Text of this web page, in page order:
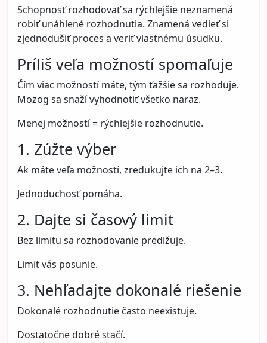
Schopnosť rozhodovať sa rýchlejšie neznamená
robiť unáhlené rozhodnutia. Znamená vedieť si
zjednodušiť proces a veriť vlastnému úsudku.
Príliš veľa možností spomaľuje
Čím viac možností máte, tým ťažšie sa rozhoduje.
Mozog sa snaží vyhodnotiť všetko naraz.
Menej možností = rýchlejšie rozhodnutie.
1. Zúžte výber
Ak máte veľa možností, zredukujte ich na 2–3.
Jednoduchosť pomáha.
2. Dajte si časový limit
Bez limitu sa rozhodovanie predlžuje.
Limit vás posunie.
3. Nehľadajte dokonalé riešenie
Dokonalé rozhodnutie často neexistuje.
Dostatočne dobré stačí.